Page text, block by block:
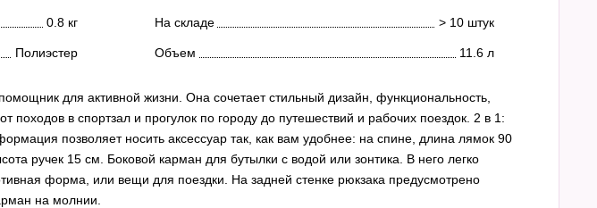
0.8 кг На складе > 10 штук
Полиэстер Объем 11.6 л
для активной жизни. Она сочетает стильный дизайн, функциональность,
походов в спортзал и прогулок по городу до путешествий и рабочих поездок. 2 в 1:
позволяет носить аксессуар так, как вам удобнее: на спине, длина лямок 90
ручек 15 см. Боковой карман для бутылки с водой или зонтика. В него легко
форма, или вещи для поездки. На задней стенке рюкзака предусмотрено
на молнии.